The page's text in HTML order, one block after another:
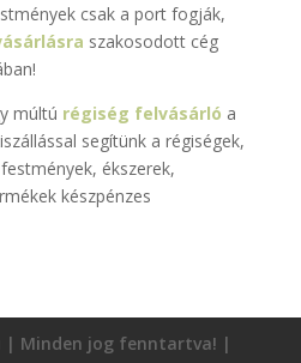
csak a port fogják,
szakosodott cég
múltú régiség felvásárló a
segítünk a régiségek,
ékszerek,
készpénzes
| Minden jog fenntartva! |